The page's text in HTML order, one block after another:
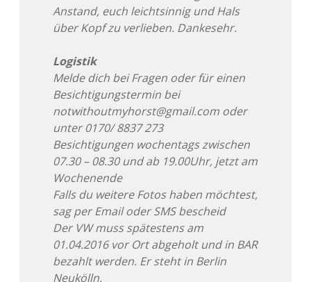
Anstand, euch leichtsinnig und Hals
über Kopf zu verlieben. Dankesehr.
Logistik
Melde dich bei Fragen oder für einen
Besichtigungstermin bei
notwithoutmyhorst@gmail.com oder
unter 0170/ 8837 273
Besichtigungen wochentags zwischen
07.30 – 08.30 und ab 19.00Uhr, jetzt am
Wochenende
Falls du weitere Fotos haben möchtest,
sag per Email oder SMS bescheid
Der VW muss spätestens am
01.04.2016 vor Ort abgeholt und in BAR
bezahlt werden. Er steht in Berlin
Neukölln.